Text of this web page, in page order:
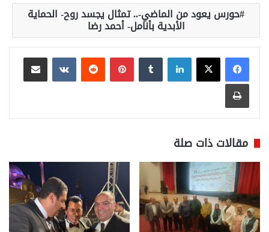
حورس يعود من الماضي-.. تمثال يجسد روح- الحماية
الأبدية بأنامل- أحمد رضا
لينكدإن بينتيريست
مشاركة عبر البريد
طباعة
مقالات ذات صلة